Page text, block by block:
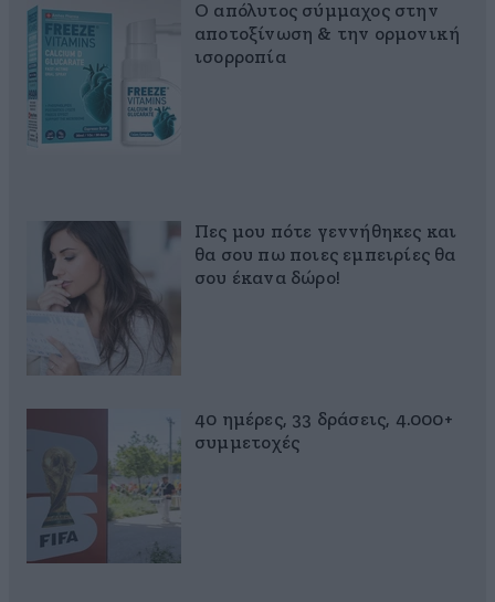
Ο απόλυτος σύμμαχος στην
αποτοξίνωση & την ορμονική
ισορροπία
Πες μου πότε γεννήθηκες και
θα σου πω ποιες εμπειρίες θα
σου έκανα δώρο!
40 ημέρες, 33 δράσεις, 4.000+
συμμετοχές